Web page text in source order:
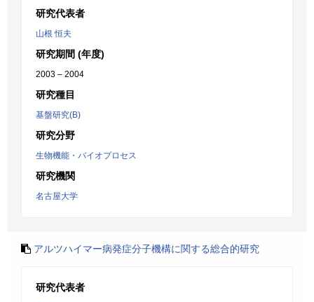
研究代表者
山根 恒夫
研究期間 (年度)
2003 – 2004
研究種目
基盤研究(B)
研究分野
生物機能・バイオプロセス
研究機関
名古屋大学
アルツハイマー病発症分子機構に関する総合的研究
研究代表者